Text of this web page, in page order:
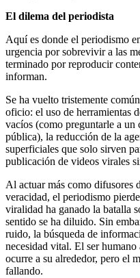
El dilema del periodista
Aquí es donde el periodismo
urgencia por sobrevivir a las
terminado por reproducir
informan.
Se ha vuelto tristemente
oficio: el uso de herramientas
vacíos (como preguntarle a un
pública), la reducción de la
superficiales que solo sirven
publicación de videos virales
Al actuar más como difusores
veracidad, el periodismo
viralidad ha ganado la batalla
sentido se ha diluido. Sin
ruido, la búsqueda de
necesidad vital. El ser
ocurre a su alrededor, pero el
fallando.